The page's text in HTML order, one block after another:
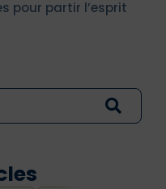
pour partir l’esprit